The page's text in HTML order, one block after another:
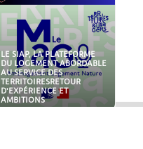
LE SIAP, LA PLATEFORME
DU LOGEMENT ABORDABLE
AU SERVICE DES
TERRITOIRESRETOUR
D'EXPÉRIENCE ET
AMBITIONS